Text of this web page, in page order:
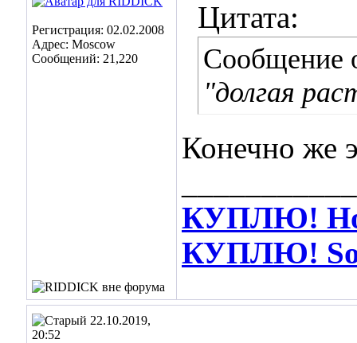
Регистрация: 02.02.2008
Адрес: Moscow
Сообщений: 21,220
Цитата:
Сообщение
"долгая
Конечно же
КУПЛЮ!
КУПЛЮ!
22.10.2019,
20:52